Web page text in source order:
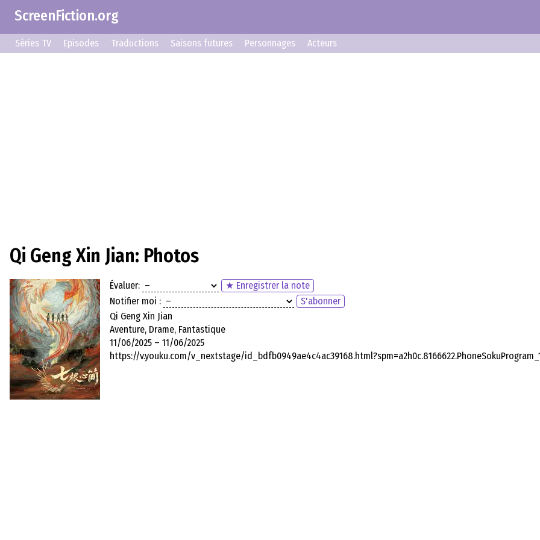
ScreenFiction.org
Séries TV Episodes Traductions Saisons futures Personnages Acteurs
Qi Geng Xin Jian: Photos
Évaluer:
★ Enregistrer la note
Notifier moi :
S'abonner
Qi Geng Xin Jian
Aventure, Drame, Fantastique
11/06/2025 – 11/06/2025
https://v.youku.com/v_nextstage/